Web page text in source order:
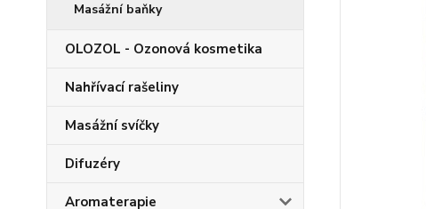
Masážní baňky
OLOZOL - Ozonová kosmetika
Nahřívací rašeliny
Masážní svíčky
Difuzéry
Aromaterapie